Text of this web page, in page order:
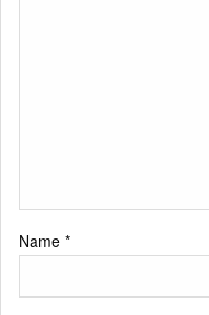
Name *